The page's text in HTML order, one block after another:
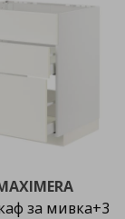
за мивка+3